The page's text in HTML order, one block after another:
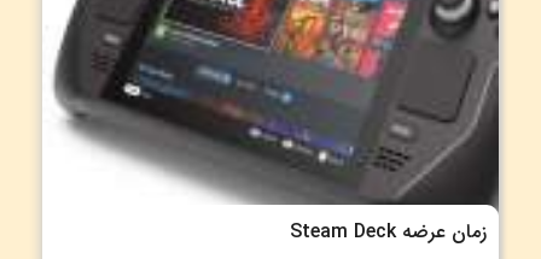
زمان عرضه Steam Deck